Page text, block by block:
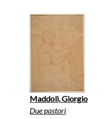
Maddoli, Giorgio
Due pastori